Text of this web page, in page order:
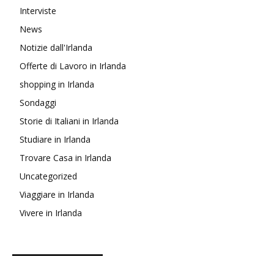
Interviste
News
Notizie dall'Irlanda
Offerte di Lavoro in Irlanda
shopping in Irlanda
Sondaggi
Storie di Italiani in Irlanda
Studiare in Irlanda
Trovare Casa in Irlanda
Uncategorized
Viaggiare in Irlanda
Vivere in Irlanda